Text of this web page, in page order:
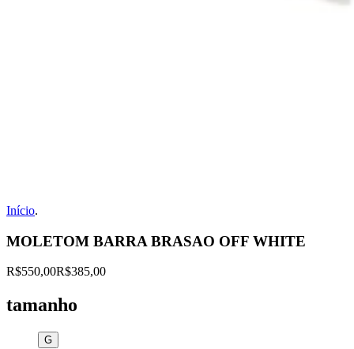
Início.
MOLETOM BARRA BRASAO OFF WHITE
R$550,00R$385,00
tamanho
G